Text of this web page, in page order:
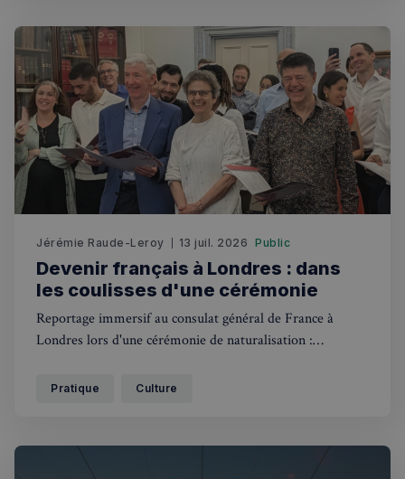
Annuaire des professionnels
Visites guidées
Événements à venir
Jérémie Raude-Leroy 13 juil. 2026 Public
Devenir français à Londres : dans
les coulisses d'une cérémonie
Reportage immersif au consulat général de France à
Londres lors d'une cérémonie de naturalisation :
nouveaux citoyens français.
Pratique Culture